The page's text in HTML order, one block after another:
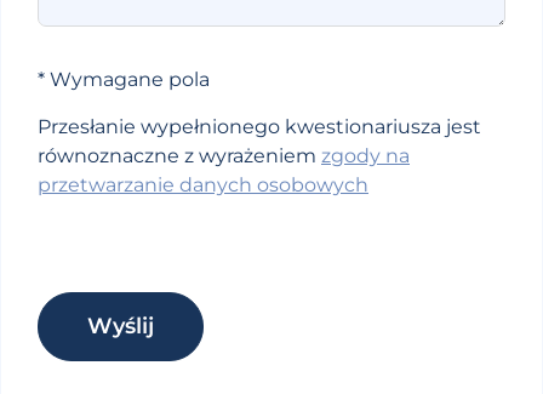
* Wymagane pola
Przesłanie wypełnionego kwestionariusza jest
równoznaczne z wyrażeniem zgody na
przetwarzanie danych osobowych
Wyślij